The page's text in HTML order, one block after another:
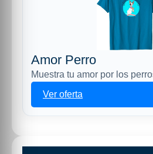
Amor Perro
Muestra tu amor por los
Ver oferta